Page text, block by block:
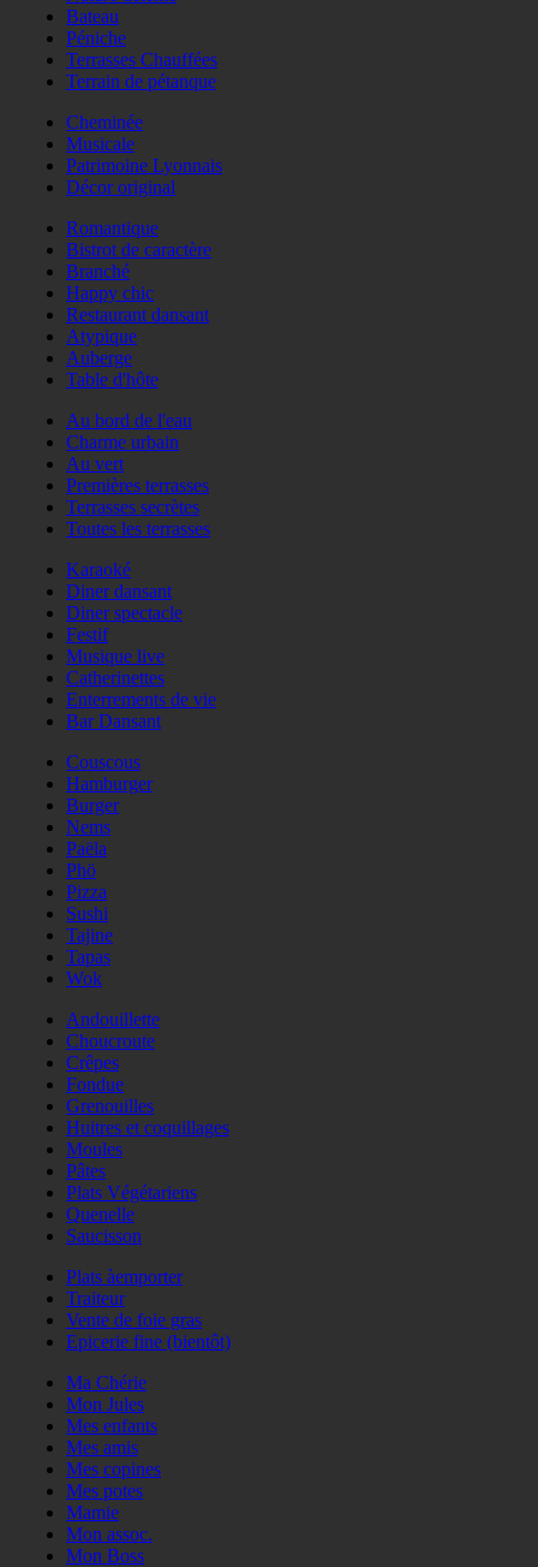
Bateau
Péniche
Terrasses Chauffées
Terrain de pétanque
Cheminée
Musicale
Patrimoine Lyonnais
Décor original
Romantique
Bistrot de caractère
Branché
Happy chic
Restaurant dansant
Atypique
Auberge
Table d'hôte
Au bord de l'eau
Charme urbain
Au vert
Premières terrasses
Terrasses secrètes
Toutes les terrasses
Karaoké
Diner dansant
Diner spectacle
Festif
Musique live
Catherinettes
Enterrements de vie
Bar Dansant
Couscous
Hamburger
Burger
Nems
Paëla
Phö
Pizza
Sushi
Tajine
Tapas
Wok
Andouillette
Choucroute
Crêpes
Fondue
Grenouilles
Huitres et coquillages
Moules
Pâtes
Plats Végétariens
Quenelle
Saucisson
Plats àemporter
Traiteur
Vente de foie gras
Epicerie fine (bientôt)
Ma Chérie
Mon Jules
Mes enfants
Mes amis
Mes copines
Mes potes
Mamie
Mon assoc.
Mon Boss